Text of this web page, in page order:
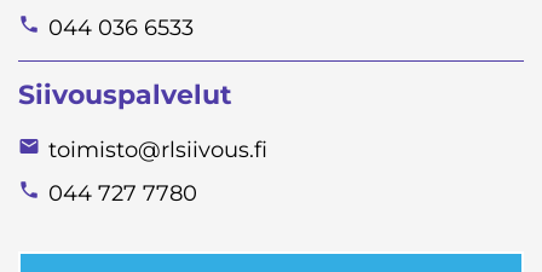
044 036 6533
Siivouspalvelut
toimisto@rlsiivous.fi
044 727 7780